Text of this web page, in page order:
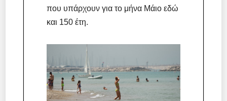
που υπάρχουν για το μήνα Μάιο εδώ
και 150 έτη.